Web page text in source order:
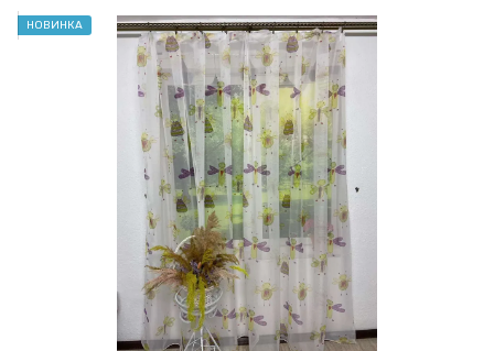
НОВИНКА